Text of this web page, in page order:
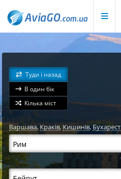
Туди і назад
В один бік
Кілька міст
Варшава,Краків,Кишинів,Бухарест